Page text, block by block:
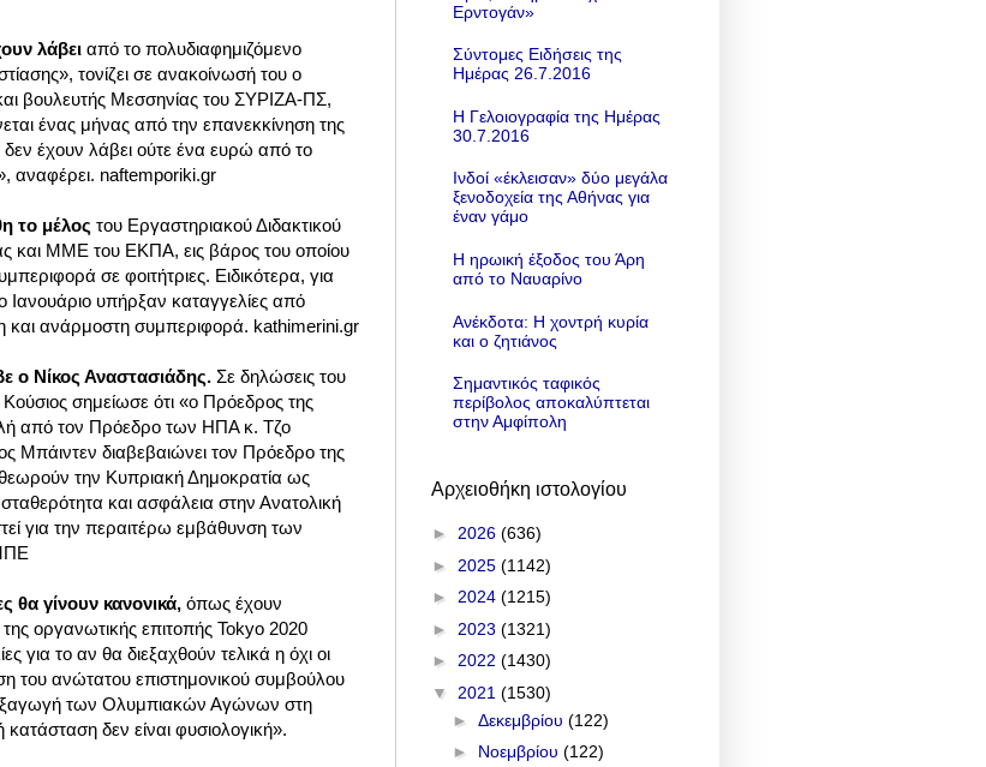
λάβει από το πολυδιαφημιζόμενο
τονίζει σε ανακοίνωσή του ο
βουλευτής Μεσσηνίας του ΣΥΡΙΖΑ-ΠΣ,
ένας μήνας από την επανεκκίνηση της
δεν έχουν λάβει ούτε ένα ευρώ από το
αναφέρει. naftemporiki.gr
το μέλος του Εργαστηριακού Διδακτικού
και ΜΜΕ του ΕΚΠΑ, εις βάρος του οποίου
σε φοιτήτριες. Ειδικότερα, για
υπήρξαν καταγγελίες από
και ανάρμοστη συμπεριφορά. kathimerini.gr
ο Νίκος Αναστασιάδης. Σε δηλώσεις του
σημείωσε ότι «ο Πρόεδρος της
από τον Πρόεδρο των ΗΠΑ κ. Τζο
Μπάιντεν διαβεβαιώνει τον Πρόεδρο της
την Κυπριακή Δημοκρατία ως
και ασφάλεια στην Ανατολική
για την περαιτέρω εμβάθυνση των
θα γίνουν κανονικά, όπως έχουν
οργανωτικής επιτοπής Tokyo 2020
για το αν θα διεξαχθούν τελικά η όχι οι
του ανώτατου επιστημονικού συμβούλου
των Ολυμπιακών Αγώνων στη
δεν είναι φυσιολογική».
Ερντογάν»
Σύντομες Ειδήσεις της
Ημέρας 26.7.2016
Η Γελοιογραφία της Ημέρας
30.7.2016
Ινδοί «έκλεισαν» δύο μεγάλα
ξενοδοχεία της Αθήνας για
έναν γάμο
Η ηρωική έξοδος του Άρη
από το Ναυαρίνο
Ανέκδοτα: Η χοντρή κυρία
και ο ζητιάνος
Σημαντικός ταφικός
περίβολος αποκαλύπτεται
στην Αμφίπολη
Αρχειοθήκη ιστολογίου
► 2026 (636)
► 2025 (1142)
► 2024 (1215)
► 2023 (1321)
► 2022 (1430)
▼ 2021 (1530)
► Δεκεμβρίου (122)
► Νοεμβρίου (122)